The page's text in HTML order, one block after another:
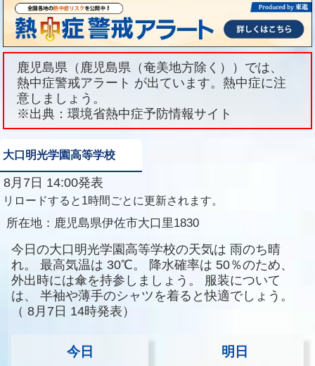
鹿児島県（鹿児島県（奄美地方除く））では、
熱中症警戒アラート が出ています。熱中症に注
意しましょう。
※出典：環境省熱中症予防情報サイト
大口明光学園高等学校
8月7日 14:00発表
リロードすると1時間ごとに更新されます。
所在地： 鹿児島県伊佐市大口里1830
今日の大口明光学園高等学校の天気は 雨のち晴
れ。
最高気温は 30℃。 降水確率は 50％のため、
外出時には傘を持参しましょう。
服装について
は、
半袖や薄手のシャツを着ると快適でしょう。
（ 8月7日 14時発表）
今日 明日